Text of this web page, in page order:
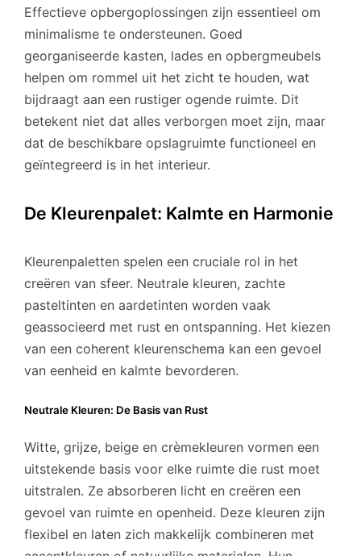
Effectieve opbergoplossingen zijn essentieel om
minimalisme te ondersteunen. Goed
georganiseerde kasten, lades en opbergmeubels
helpen om rommel uit het zicht te houden, wat
bijdraagt aan een rustiger ogende ruimte. Dit
betekent niet dat alles verborgen moet zijn, maar
dat de beschikbare opslagruimte functioneel en
geïntegreerd is in het interieur.
De Kleurenpalet: Kalmte en Harmonie
Kleurenpaletten spelen een cruciale rol in het
creëren van sfeer. Neutrale kleuren, zachte
pasteltinten en aardetinten worden vaak
geassocieerd met rust en ontspanning. Het kiezen
van een coherent kleurenschema kan een gevoel
van eenheid en kalmte bevorderen.
Neutrale Kleuren: De Basis van Rust
Witte, grijze, beige en crèmekleuren vormen een
uitstekende basis voor elke ruimte die rust moet
uitstralen. Ze absorberen licht en creëren een
gevoel van ruimte en openheid. Deze kleuren zijn
flexibel en laten zich makkelijk combineren met